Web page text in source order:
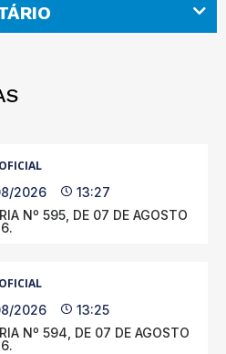
2026
13:27
Nº 595, DE 07 DE AGOSTO
2026
13:25
Nº 594, DE 07 DE AGOSTO